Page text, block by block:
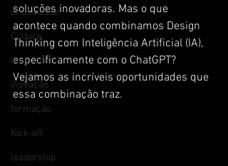
criatividade
Cultura
innovation
inovação
formação
Kick-off
leadership
soluções inovadoras. Mas o que
acontece quando combinamos Design
Thinking com Inteligência Artificial (IA),
especificamente com o ChatGPT?
Vejamos as incríveis oportunidades que
essa combinação traz.